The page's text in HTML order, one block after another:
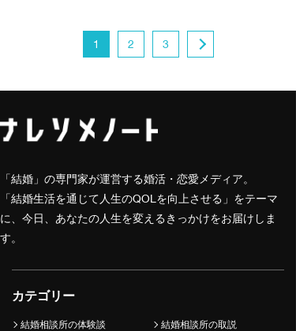
1 2 3
「結婚」の専門家が運営する婚活・恋愛メディア。
「結婚生活を通じて人生のQOLを向上させる」をテーマ
に、今日、あなたの人生を変えるきっかけをお届けしま
す。
カテゴリー
結婚相談所の体験談
結婚相談所の取説